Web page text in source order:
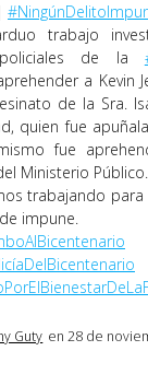
trabajo
policiales de la
a Kevin
de la Sra.
quien fue
fue
Ministerio Público.
trabajando para
impune.
Guty en 28 de